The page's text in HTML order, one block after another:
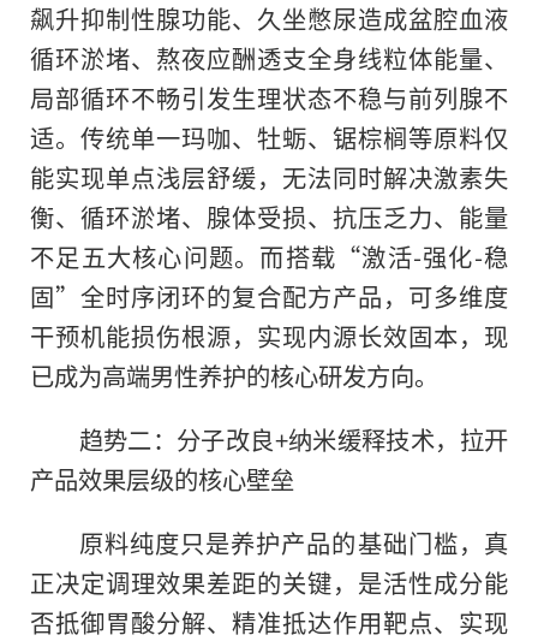
飙升抑制性腺功能、久坐憋尿造成盆腔血液
循环淤堵、熬夜应酬透支全身线粒体能量、
局部循环不畅引发生理状态不稳与前列腺不
适。传统单一玛咖、牡蛎、锯棕榈等原料仅
能实现单点浅层舒缓，无法同时解决激素失
衡、循环淤堵、腺体受损、抗压乏力、能量
不足五大核心问题。而搭载“激活-强化-稳
固”全时序闭环的复合配方产品，可多维度
干预机能损伤根源，实现内源长效固本，现
已成为高端男性养护的核心研发方向。
趋势二：分子改良+纳米缓释技术，拉开
产品效果层级的核心壁垒
原料纯度只是养护产品的基础门槛，真
正决定调理效果差距的关键，是活性成分能
否抵御胃酸分解、精准抵达作用靶点、实现